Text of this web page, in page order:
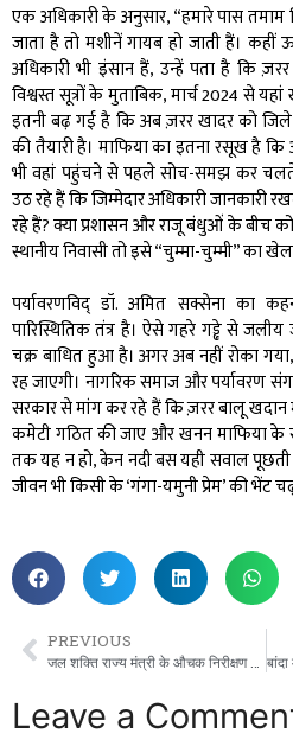
एक अधिकारी के अनुसार, “हमारे पास
जाता है तो मशीनें गायब हो जाती हैं।
अधिकारी भी इंसान हैं, उन्हें पता है कि
विश्वस्त सूत्रों के मुताबिक, मार्च 2024 से
इतनी बढ़ गई है कि अब ज़रर खादर को
की तैयारी है। माफिया का इतना रसूख है
भी वहां पहुंचने से पहले सोच-समझ कर
उठ रहे हैं कि जिम्मेदार अधिकारी जानकारी
रहे हैं? क्या प्रशासन और राजू बंधुओं के बीच
स्थानीय निवासी तो इसे “चुम्मा-चुम्मी” का
पर्यावरणविद् डॉ. अमित सक्सेना का
पारिस्थितिक तंत्र है। ऐसे गहरे गड्ढे से
चक्र बाधित हुआ है। अगर अब नहीं रोका
रह जाएगी। नागरिक समाज और पर्यावरण
सरकार से मांग कर रहे हैं कि ज़रर बालू
कमेटी गठित की जाए और खनन माफिया के
तक यह न हो, केन नदी बस यही सवाल पूछती
जीवन भी किसी के ‘गंगा-यमुनी प्रेम’ की भेंट
PREVIOUS
Leave a